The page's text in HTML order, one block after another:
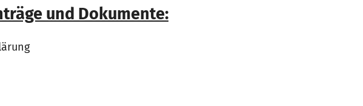
und Dokumente: